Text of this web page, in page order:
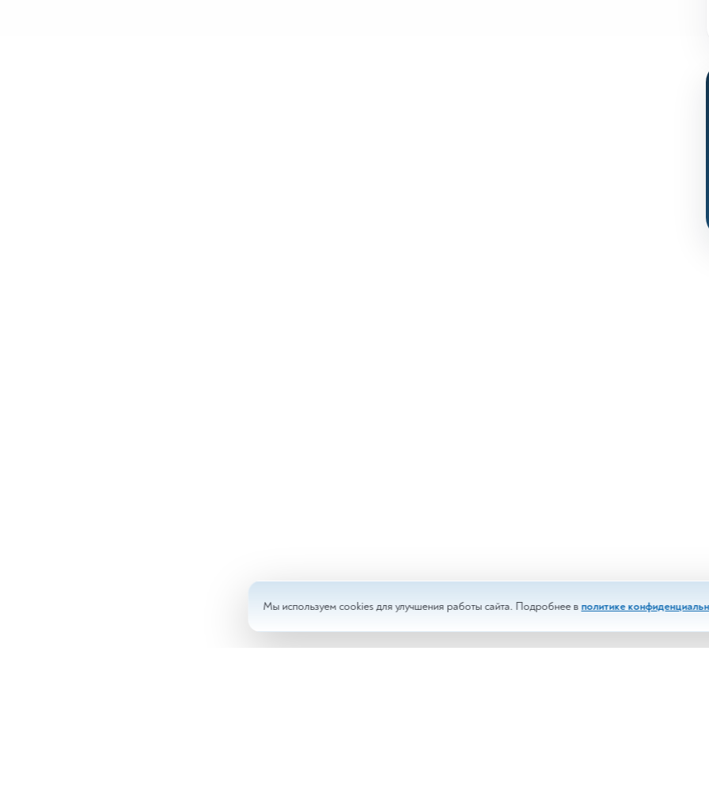
Мы используем cookies для улучшения работы сайта. Подробнее в политике